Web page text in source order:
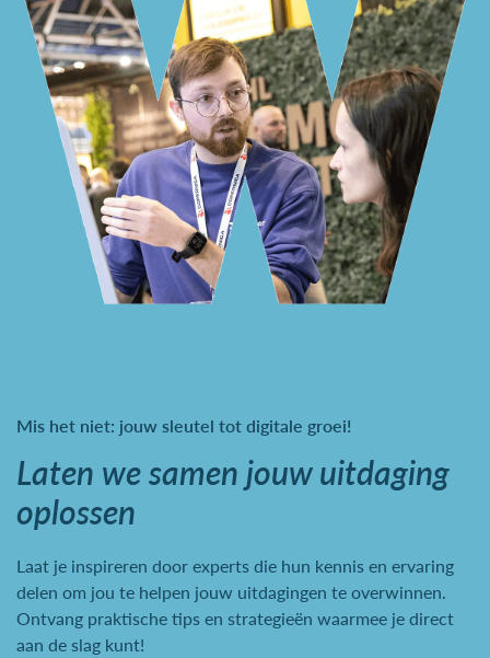
Mis het niet: jouw sleutel tot digitale groei!
Laten we samen jouw uitdaging
oplossen
Laat je inspireren door experts die hun kennis en ervaring
delen om jou te helpen jouw uitdagingen te overwinnen.
Ontvang praktische tips en strategieën waarmee je direct
aan de slag kunt!